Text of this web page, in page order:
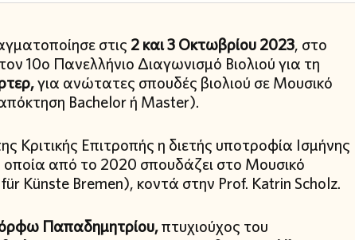
στις 2 και 3 Οκτωβρίου 2023, στο
10ο Πανελλήνιο Διαγωνισμό Βιολιού για τη
για ανώτατες σπουδές βιολιού σε Μουσικό
Bachelor ή Master).
Επιτροπής η διετής υποτροφία Ισμήνης
οποία από το 2020 σπουδάζει στο Μουσικό
Künste Bremen), κοντά στην Prof. Katrin Scholz.
Παπαδημητρίου,πτυχιούχος του